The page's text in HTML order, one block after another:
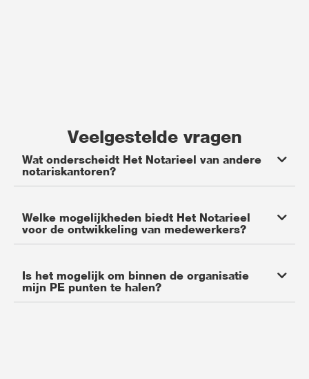
Veelgestelde vragen
Wat onderscheidt Het Notarieel van andere
notariskantoren?
Welke mogelijkheden biedt Het Notarieel
voor de ontwikkeling van medewerkers?
Is het mogelijk om binnen de organisatie
mijn PE punten te halen?